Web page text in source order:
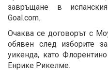
завръщане в
Goal.com.
Очаква се договорът с
обявен след изборите
уикенда, като
Енрике Рикелме.